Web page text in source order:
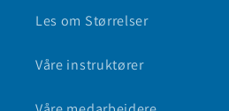
Les om Størrelser
Våre instruktører